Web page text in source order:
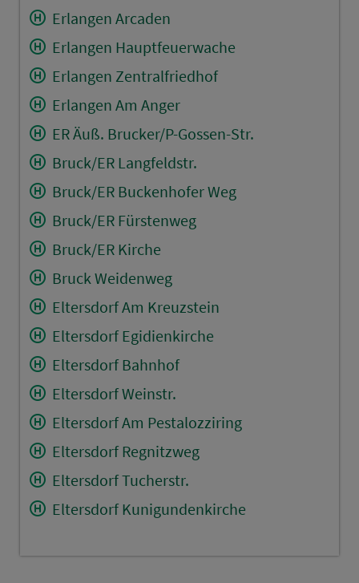
Erlangen Arcaden
Erlangen Hauptfeuerwache
Erlangen Zentralfriedhof
Erlangen Am Anger
ER Äuß. Brucker/P-Gossen-Str.
Bruck/ER Langfeldstr.
Bruck/ER Buckenhofer Weg
Bruck/ER Fürstenweg
Bruck/ER Kirche
Bruck Weidenweg
Eltersdorf Am Kreuzstein
Eltersdorf Egidienkirche
Eltersdorf Bahnhof
Eltersdorf Weinstr.
Eltersdorf Am Pestalozziring
Eltersdorf Regnitzweg
Eltersdorf Tucherstr.
Eltersdorf Kunigundenkirche